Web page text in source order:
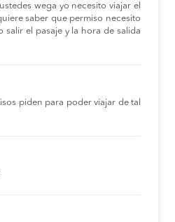
wega yo necesito viajar el
saber que permiso necesito
salir el pasaje y la hora de salida
piden para poder viajar de tal